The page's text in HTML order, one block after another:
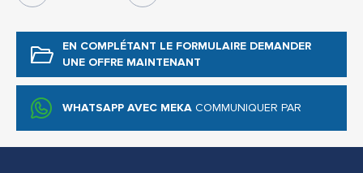
EN COMPLÉTANT LE FORMULAIRE DEMANDER
UNE OFFRE MAINTENANT
WHATSAPP AVEC MEKA COMMUNIQUER PAR